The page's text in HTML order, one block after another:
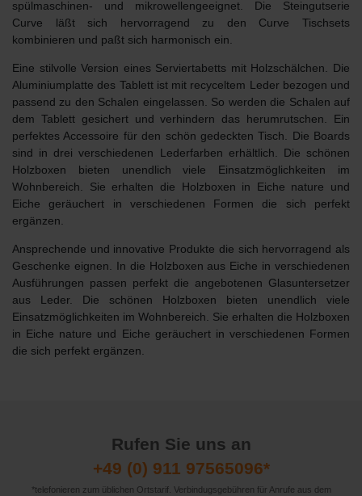
spülmaschinen- und mikrowellengeeignet. Die Steingutserie
Curve läßt sich hervorragend zu den Curve Tischsets
kombinieren und paßt sich harmonisch ein.
Eine stilvolle Version eines Serviertabetts mit Holzschälchen. Die
Aluminiumplatte des Tablett ist mit recyceltem Leder bezogen und
passend zu den Schalen eingelassen. So werden die Schalen auf
dem Tablett gesichert und verhindern das herumrutschen. Ein
perfektes Accessoire für den schön gedeckten Tisch. Die Boards
sind in drei verschiedenen Lederfarben erhältlich. Die schönen
Holzboxen bieten unendlich viele Einsatzmöglichkeiten im
Wohnbereich. Sie erhalten die Holzboxen in Eiche nature und
Eiche geräuchert in verschiedenen Formen die sich perfekt
ergänzen.
Ansprechende und innovative Produkte die sich hervorragend als
Geschenke eignen. In die Holzboxen aus Eiche in verschiedenen
Ausführungen passen perfekt die angebotenen Glasuntersetzer
aus Leder. Die schönen Holzboxen bieten unendlich viele
Einsatzmöglichkeiten im Wohnbereich. Sie erhalten die Holzboxen
in Eiche nature und Eiche geräuchert in verschiedenen Formen
die sich perfekt ergänzen.
Rufen Sie uns an
+49 (0) 911 97565096*
*telefonieren zum üblichen Ortstarif. Verbindugsgebühren für Anrufe aus dem